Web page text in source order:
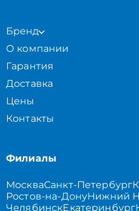
Бренд
О компании
Гарантия
Доставка
Цены
Контакты
Филиалы
МоскваСанкт-Петербург
Ростов-на-ДонуНижний
ЧелябинскЕкатеринбург